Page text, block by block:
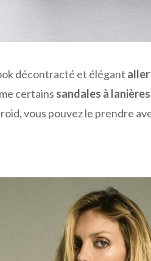
décontracté et élégant
certains sandales à lanières
vous pouvez le prendre